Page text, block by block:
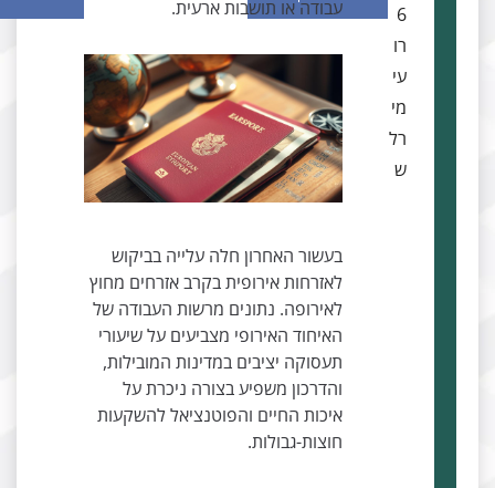
עבודה או תושבות ארעית.
בעשור האחרון חלה עלייה בביקוש
לאזרחות אירופית בקרב אזרחים מחוץ
לאירופה. נתונים מרשות העבודה של
האיחוד האירופי מצביעים על שיעורי
תעסוקה יציבים במדינות המובילות,
והדרכון משפיע בצורה ניכרת על
איכות החיים והפוטנציאל להשקעות
חוצות-גבולות.